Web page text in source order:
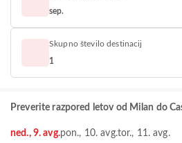
sep.
Skupno število destinacij
1
Preverite razpored letov od Milan do
ned., 9. avg.pon., 10. avg.tor., 11. avg.